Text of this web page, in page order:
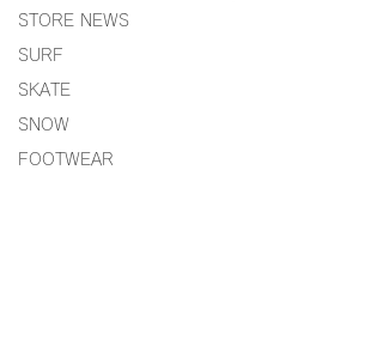
STORE NEWS
SURF
SKATE
SNOW
FOOTWEAR